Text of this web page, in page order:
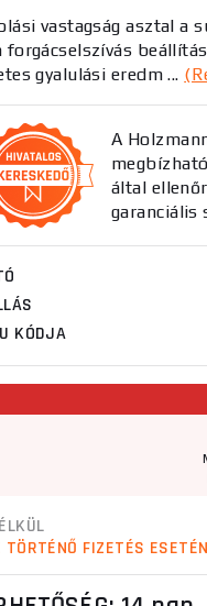
vastagság asztal a
gyalulási eredm ...
A
által
KÓDJA
TÖRTÉNŐ FIZETÉS ESETÉN